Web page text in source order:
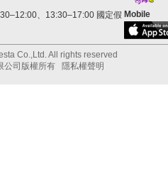
、13:30–17:00 國定假 Mobile
Co.,Ltd. All rights reserved
公司版權所有
隱私權聲明